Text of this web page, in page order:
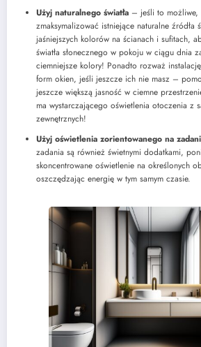
Użyj naturalnego światła – jeśli to możliwe,
zmaksymalizować istniejące naturalne źródła
jaśniejszych kolorów na ścianach i sufitach,
światła słonecznego w pokoju w ciągu dnia
ciemniejsze kolory! Ponadto rozważ
form okien, jeśli jeszcze ich nie masz –
jeszcze większą jasność w ciemne
ma wystarczającego oświetlenia otoczenia z
zewnętrznych!
Użyj oświetlenia zorientowanego na
zadania są również świetnymi dodatkami,
skoncentrowane oświetlenie na określonych
oszczędzając energię w tym samym czasie.